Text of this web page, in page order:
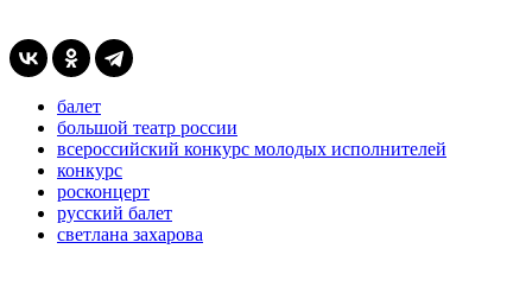
балет
большой театр россии
всероссийский конкурс молодых исполнителей
конкурс
росконцерт
русский балет
светлана захарова